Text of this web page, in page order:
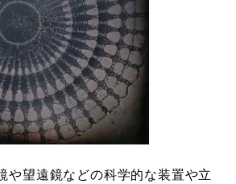
や望遠鏡などの科学的な装置や立